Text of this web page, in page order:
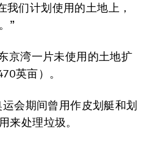
们计划使用的土地上，
”
京湾一片未使用的土地扩
英亩）。
会期间曾用作皮划艇和划
来处理垃圾。